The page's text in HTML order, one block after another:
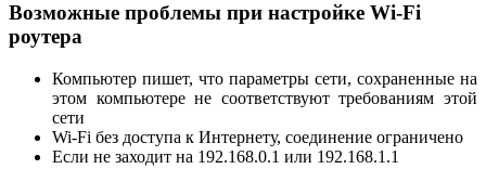
Возможные проблемы при настройке Wi-Fi
роутера
Компьютер пишет, что параметры сети, сохраненные на
этом компьютере не соответствуют требованиям этой
сети
Wi-Fi без доступа к Интернету, соединение ограничено
Если не заходит на 192.168.0.1 или 192.168.1.1